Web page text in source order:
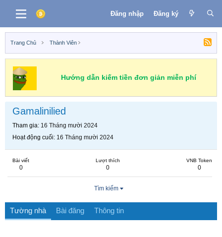
Đăng nhập Đăng ký
Trang Chủ Thành Viên
Hướng dẫn kiếm tiền đơn giản miễn phí
Gamalinilied
Tham gia 16 Tháng mười 2024
Hoạt động cuối 16 Tháng mười 2024
Bài viết
0
Lượt thích
0
VNB Token
0
Tìm kiếm
Tường nhà Bài đăng Thông tin